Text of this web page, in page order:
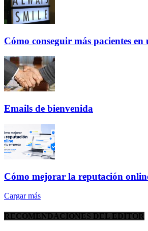
Cómo conseguir más pacientes
Emails de bienvenida
Cómo mejorar la reputación
Cargar más
RECOMENDACIONES DEL EDITOR